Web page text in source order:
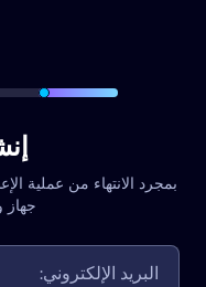
بمجرد الانتهاء من عملية
جهاز